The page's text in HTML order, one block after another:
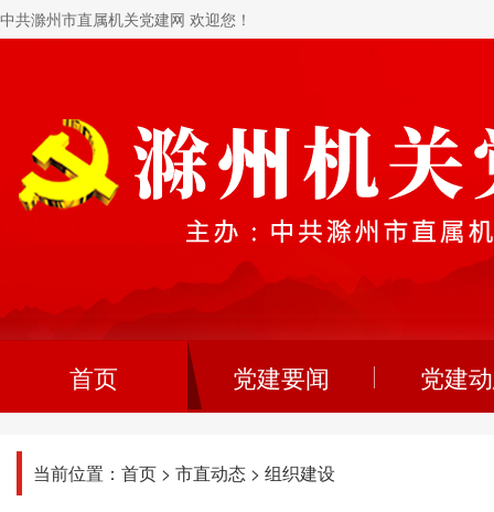
中共滁州市直属机关党建网 欢迎您！
首页 党建要闻 党建
当前位置： 首页 > 市直动态 > 组织建设